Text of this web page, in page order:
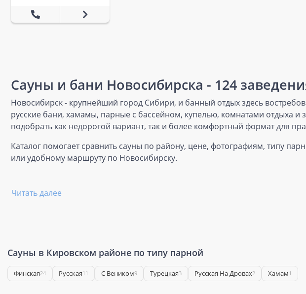
Сауны и бани Новосибирска - 124
Новосибирск - крупнейший город Сибири, и банный отдых здесь
русские бани, хамамы, парные с бассейном, купелью, комнатами отдыха
подобрать как недорогой вариант, так и более комфортный формат для
Каталог помогает сравнить сауны по району, цене, фотографиям, типу
или удобному маршруту по Новосибирску.
Читать далее
Сауны в Кировском районе по типу парной
Финская24 Русская11 С Веником9 Турецкая3 Русская На Дровах2 Хамам1